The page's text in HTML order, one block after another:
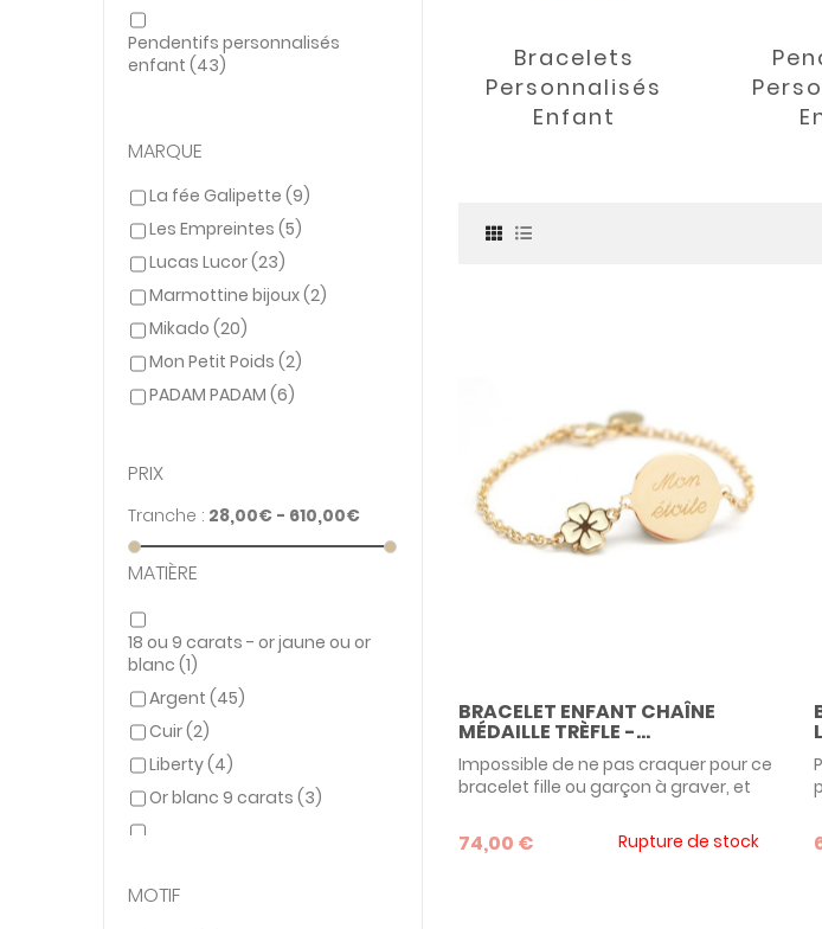
Pendentifs personnalisés
enfant (43)
MARQUE
La fée Galipette (9)
Les Empreintes (5)
Lucas Lucor(23)
Marmottine bijoux(2)
Mikado (20)
Mon Petit Poids (2)
PADAM PADAM (6)
PRIX
Tranche : 28,00€ - 610,00€
MATIÈRE
18 ou 9 carats - or jaune ou or
blanc (1)
Argent (45)
Cuir(2)
Liberty(4)
Or blanc 9 carats (3)
Or blanc 18 carats
MOTIF
Bracelets
Personnalisés
Enfant
BRACELET ENFANT CHAÎNE
MÉDAILLE TRÈFLE -...
Impossible de ne pas craquer pour ce
bracelet fille ou garçon à graver, et
un cadeau porte-bonheur à offrir dès
le plus jeune âge jusqu'à la pré
74,00 € Rupture de stock